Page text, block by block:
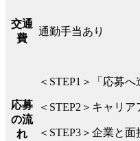
交通
費
通勤手当あり
応募
の流
れ
＜STEP1＞「応募
＜STEP2＞キャリ
＜STEP3＞企業と面